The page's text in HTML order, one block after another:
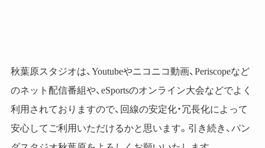
秋葉原スタジオは、Youtubeやニコニコ動画、Periscopeなど
のネット配信番組や、eSportsのオンライン大会などでよく
利用されておりますので、回線の安定化・冗長化によって
安心してご利用いただけるかと思います。引き続き、パン